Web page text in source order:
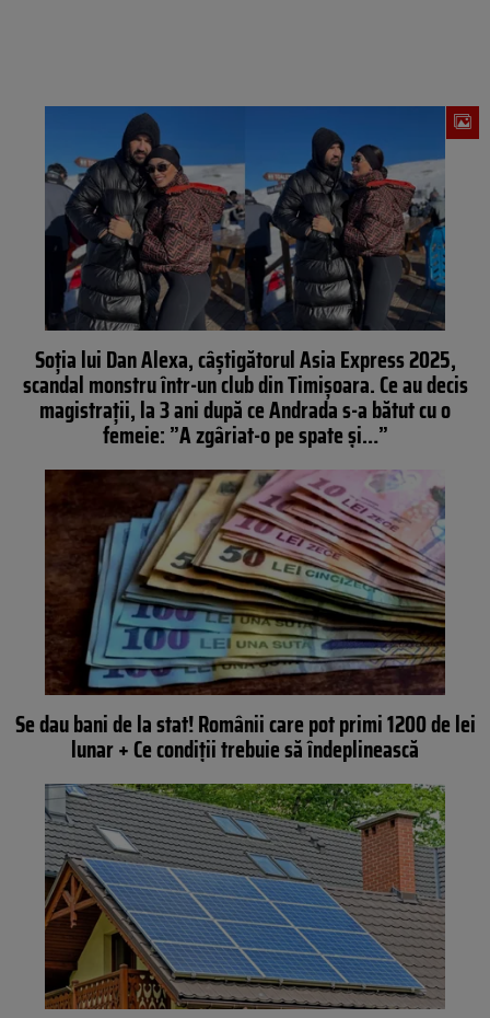
Soția lui Dan Alexa, câștigătorul Asia Express 2025,
scandal monstru într-un club din Timișoara. Ce au decis
magistrații, la 3 ani după ce Andrada s-a bătut cu o
femeie: ”A zgâriat-o pe spate și…”
Se dau bani de la stat! Românii care pot primi 1200 de lei
lunar + Ce condiții trebuie să îndeplinească